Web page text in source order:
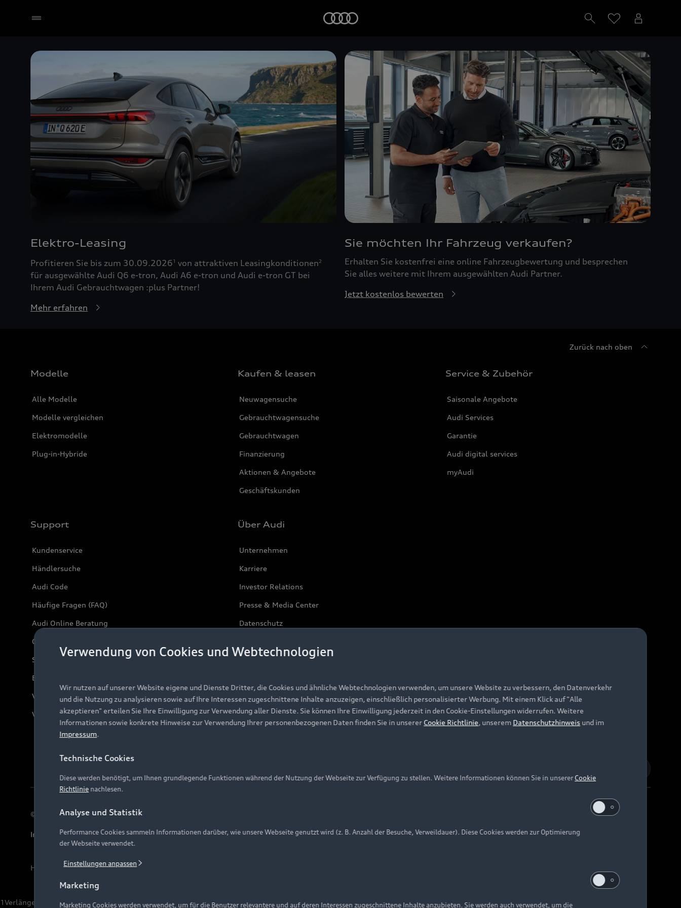
Elektro-Leasing
Profitieren Sie bis zum 30.09.20261 von attraktiven Leasingkonditionen2
für ausgewählte Audi Q6 e-tron, Audi A6 e-tron und Audi e-tron GT bei
Ihrem Audi Gebrauchtwagen :plus Partner!
Mehr erfahren
Sie möchten Ihr Fahrzeug verkaufen?
Erhalten Sie kostenfrei eine online Fahrzeugbewertung und besprechen
Sie alles weitere mit Ihrem ausgewählten Audi Partner.
Jetzt kostenlos bewerten
Zurück nach oben
Modelle
Alle Modelle
Modelle vergleichen
Elektromodelle
Plug-in-Hybride
Kaufen & leasen
Neuwagensuche
Gebrauchtwagensuche
Gebrauchtwagen
Finanzierung
Aktionen & Angebote
Geschäftskunden
Service & Zubehör
Saisonale Angebote
Audi Services
Garantie
Audi digital services
myAudi
Support
Kundenservice
Händlersuche
Audi Code
Häufige Fragen (FAQ)
Audi Online Beratung
Online-Terminvereinbarung
Servicekontakt
Bordbuch & Bedienungsanleitungen
Verträge kündigen
Vertrag widerrufen
Über Audi
Unternehmen
Karriere
Investor Relations
Presse & Media Center
Datenschutz
© 2026 AUDI AG. Alle Rechte vorbehalten
Impressum Rechtliches Hinweisgebersystem Datenschutzinformation Cookie-Einstellungen Cookie-Richtlinie Barrierefreiheit Digital Services Act
Hinweis: Die aktuelle Darstellung und Anordnung der Embleme am Fahrzeug bei allen Abbildungen auf dieser Webseite kann abweichen.
1Verlängerung vorbehalten.
Verwendung von Cookies und Webtechnologien
Wir nutzen auf unserer Website eigene und Dienste Dritter, die Cookies und ähnliche Webtechnologien verwenden, um unsere Website zu verbessern, den Datenverkehr
und die Nutzung zu analysieren sowie auf Ihre Interessen zugeschnittene Inhalte anzuzeigen, einschließlich personalisierter Werbung. Mit einem Klick auf "Alle
akzeptieren" erteilen Sie Ihre Einwilligung zur Verwendung aller Dienste. Sie können Ihre Einwilligung jederzeit in den Cookie-Einstellungen widerrufen. Weitere
Informationen sowie konkrete Hinweise zur Verwendung Ihrer personenbezogenen Daten finden Sie in unserer Cookie Richtlinie, unserem Datenschutzhinweis und im
Impressum.
Technische Cookies
Diese werden benötigt, um Ihnen grundlegende Funktionen während der Nutzung der Webseite zur Verfügung zu stellen. Weitere Informationen können Sie in unsererCookie
Richtlinie nachlesen.
Analyse und Statistik
Performance Cookies sammeln Informationen darüber, wie unsere Webseite genutzt wird (z. B. Anzahl der Besuche, Verweildauer). Diese Cookies werden zur Optimierung
der Webseite verwendet.
Einstellungen anpassen
Marketing
Marketing Cookies werden verwendet, um für die Benutzer relevantere und auf deren Interessen zugeschnittene Inhalte anzubieten. Sie werden auch verwendet, um die